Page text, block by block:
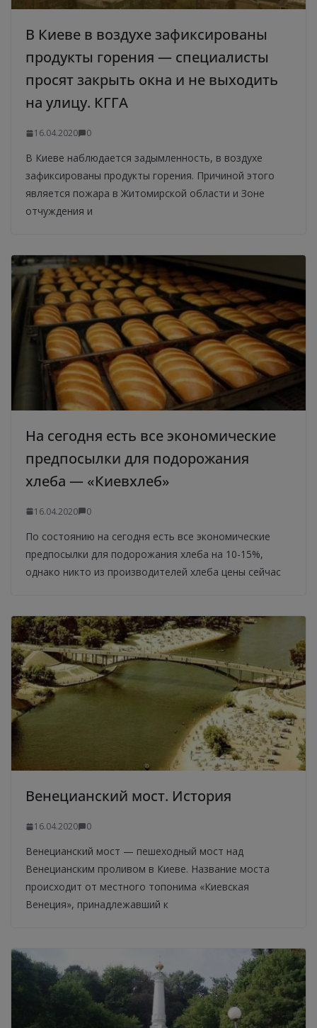
В Киеве в воздухе зафиксированы
продукты горения — специалисты
просят закрыть окна и не выходить
на улицу. КГГА
16.04.2020 0
В Киеве наблюдается задымленность, в воздухе
зафиксированы продукты горения. Причиной этого
является пожара в Житомирской области и Зоне
отчуждения и
На сегодня есть все экономические
предпосылки для подорожания
хлеба — «Киевхлеб»
16.04.2020 0
По состоянию на сегодня есть все экономические
предпосылки для подорожания хлеба на 10-15%,
однако никто из производителей хлеба цены сейчас
Венецианский мост. История
16.04.2020 0
Венецианский мост — пешеходный мост над
Венецианским проливом в Киеве. Название моста
происходит от местного топонима «Киевская
Венеция», принадлежавший к